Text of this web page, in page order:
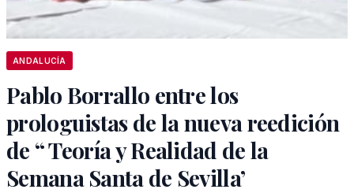
ANDALUCÍA
Pablo Borrallo entre los
prologuistas de la nueva reedición
de “ Teoría y Realidad de la
Semana Santa de Sevilla’